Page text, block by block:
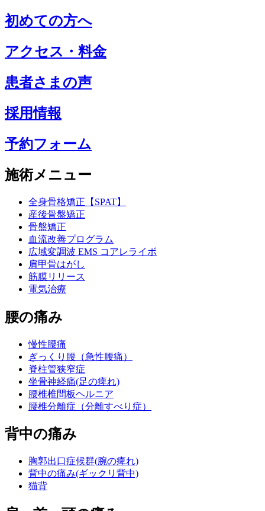
初めての方へ
アクセス・料金
患者さまの声
採用情報
予約フォーム
施術メニュー
全身骨格矯正【SPAT】
産後骨盤矯正
骨盤矯正
血流改善プログラム
広域変調波 EMS コアレライボ
肩甲骨はがし
筋膜リリース
電気治療
腰の痛み
慢性腰痛
ぎっくり腰（急性腰痛）
脊柱管狭窄症
坐骨神経痛(足の痺れ)
腰椎椎間板ヘルニア
腰椎分離症（分離すべり症）
背中の痛み
胸郭出口症候群(腕の痺れ)
背中の痛み(ギックリ背中)
猫背